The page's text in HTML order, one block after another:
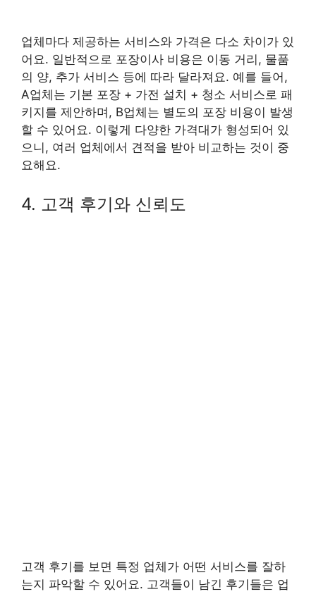
업체마다 제공하는 서비스와 가격은 다소 차이가 있
어요. 일반적으로 포장이사 비용은 이동 거리, 물품
의 양, 추가 서비스 등에 따라 달라져요. 예를 들어,
A업체는 기본 포장 + 가전 설치 + 청소 서비스로 패
키지를 제안하며, B업체는 별도의 포장 비용이 발생
할 수 있어요. 이렇게 다양한 가격대가 형성되어 있
으니, 여러 업체에서 견적을 받아 비교하는 것이 중
요해요.
4. 고객 후기와 신뢰도
고객 후기를 보면 특정 업체가 어떤 서비스를 잘하
는지 파악할 수 있어요. 고객들이 남긴 후기들은 업